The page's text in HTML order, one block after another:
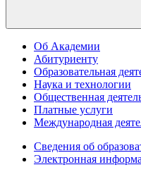
Об Академии
Абитуриенту
Образовательная
Наука и технологии
Общественная
Платные услуги
Международная
Сведения об
Электронная